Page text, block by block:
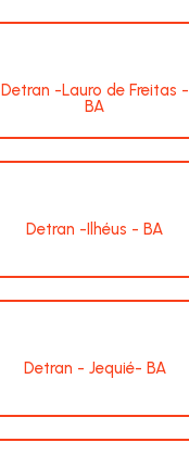
Detran -Lauro de Freitas -
BA
Detran -Ilhéus - BA
Detran - Jequié- BA